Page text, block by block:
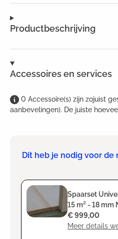
Productbeschrijving
Accessoires en services
0 Accessoire(s) zijn zojuist
aanbevelingen). De juiste
Dit heb je nodig voor de
Spaarset
15 m² - 18
Meer details
€ 999,00